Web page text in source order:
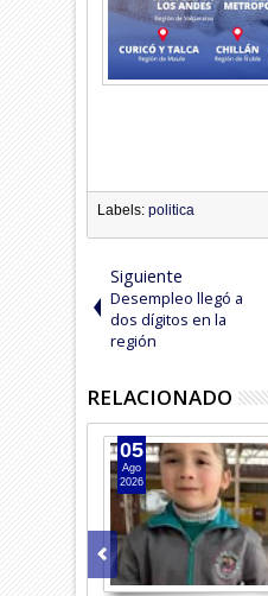
Labels:politica
Siguiente
Desempleo llegó a
dos dígitos en la
región
RELACIONADO
05
Ago
2026